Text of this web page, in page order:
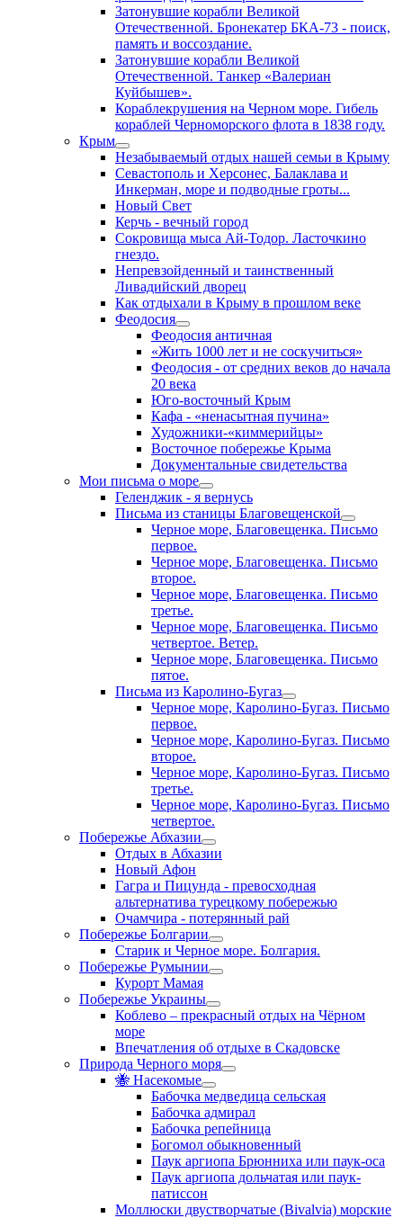
Затонувшие корабли Великой
Отечественной. Бронекатер БКА-73 - поиск,
память и воссоздание.
Затонувшие корабли Великой
Отечественной. Танкер «Валериан
Куйбышев».
Кораблекрушения на Черном море. Гибель
кораблей Черноморского флота в 1838 году.
Крым
Незабываемый отдых нашей семьи в Крыму
Севастополь и Херсонес, Балаклава и
Инкерман, море и подводные гроты...
Новый Свет
Керчь - вечный город
Сокровища мыса Ай-Тодор. Ласточкино
гнездо.
Непревзойденный и таинственный
Ливадийский дворец
Как отдыхали в Крыму в прошлом веке
Феодосия
Феодосия античная
«Жить 1000 лет и не соскучиться»
Феодосия - от средних веков до начала
20 века
Юго-восточный Крым
Кафа - «ненасытная пучина»
Художники-«киммерийцы»
Восточное побережье Крыма
Документальные свидетельства
Мои письма о море
Геленджик - я вернусь
Письма из станицы Благовещенской
Черное море, Благовещенка. Письмо
первое.
Черное море, Благовещенка. Письмо
второе.
Черное море, Благовещенка. Письмо
третье.
Черное море, Благовещенка. Письмо
четвертое. Ветер.
Черное море, Благовещенка. Письмо
пятое.
Письма из Каролино-Бугаз
Черное море, Каролино-Бугаз. Письмо
первое.
Черное море, Каролино-Бугаз. Письмо
второе.
Черное море, Каролино-Бугаз. Письмо
третье.
Черное море, Каролино-Бугаз. Письмо
четвертое.
Побережье Абхазии
Отдых в Абхазии
Новый Афон
Гагра и Пицунда - превосходная
альтернатива турецкому побережью
Очамчира - потерянный рай
Побережье Болгарии
Старик и Черное море. Болгария.
Побережье Румынии
Курорт Мамая
Побережье Украины
Коблево – прекрасный отдых на Чёрном
море
Впечатления об отдыхе в Скадовске
Природа Черного моря
🐝 Насекомые
Бабочка медведица сельская
Бабочка адмирал
Бабочка репейница
Богомол обыкновенный
Паук аргиопа Брюнниха или паук-оса
Паук аргиопа дольчатая или паук-
патиссон
Моллюски двустворчатые (Bivalvia) морские